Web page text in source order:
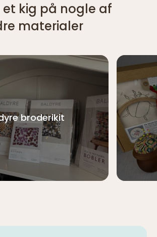
kig på nogle af
materialer
broderikit